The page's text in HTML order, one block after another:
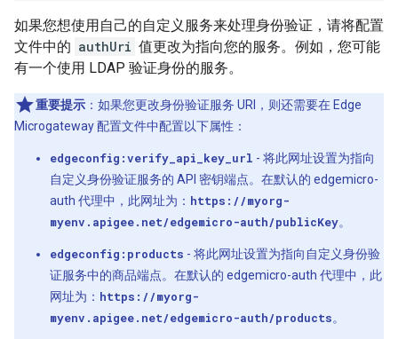
如果您想使用自己的自定义服务来处理身份验证，请将配置
文件中的 authUri 值更改为指向您的服务。例如，您可能
有一个使用 LDAP 验证身份的服务。
重要提示 ：如果您更改身份验证服务 URI，则还需要在 Edge
Microgateway 配置文件中配置以下属性：
edgeconfig:verify_api_key_url - 将此网址设置为指向
自定义身份验证服务的 API 密钥端点。在默认的 edgemicro-
auth 代理中，此网址为： https://myorg-
myenv.apigee.net/edgemicro-auth/publicKey。
edgeconfig:products - 将此网址设置为指向自定义身份验
证服务中的商品端点。在默认的 edgemicro-auth 代理中，此
网址为： https://myorg-
myenv.apigee.net/edgemicro-auth/products。